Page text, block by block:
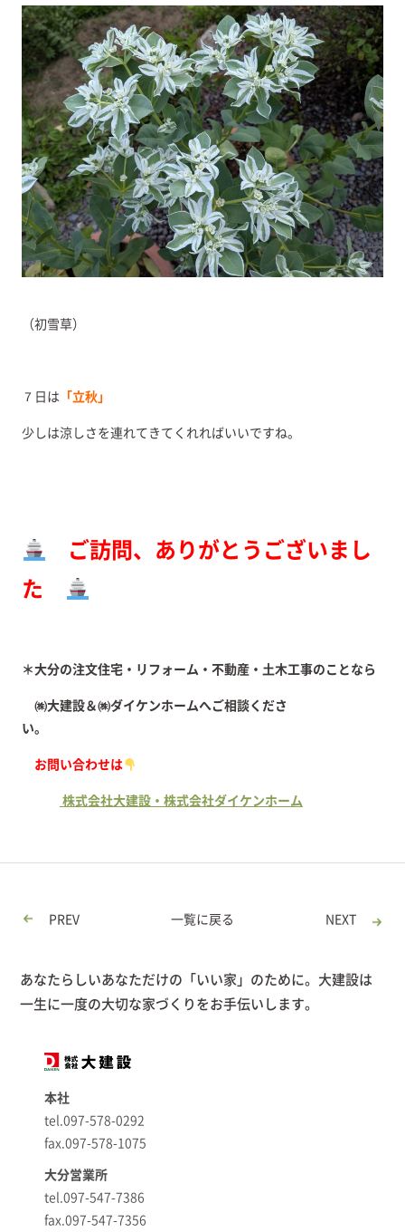
（初雪草）
７日は 「立秋」
少しは涼しさを連れてきてくれればいいですね。
ご訪問、ありがとうございまし
た
＊大分の注文住宅・リフォーム・不動産・土木工事のことなら
㈱大建設＆㈱ダイケンホームへご相談くださ
い。
お問い合わせは
株式会社大建設・株式会社ダイケンホーム
PREV 一覧に戻る NEXT
あなたらしいあなただけの「いい家」のために。大建設は
一生に一度の大切な家づくりをお手伝いします。
本社
tel.097-578-0292
fax.097-578-1075
大分営業所
tel.097-547-7386
fax.097-547-7356